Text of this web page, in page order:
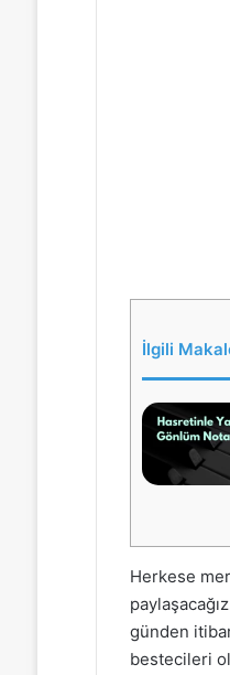
İlgili
Herkese
günden
bestecileri